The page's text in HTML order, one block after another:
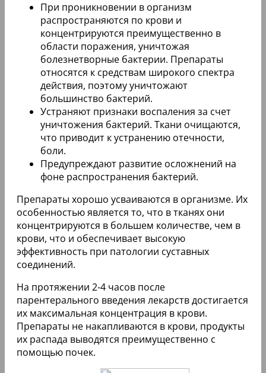
При проникновении в организм
распространяются по крови и
концентрируются преимущественно в
области поражения, уничтожая
болезнетворные бактерии. Препараты
относятся к средствам широкого спектра
действия, поэтому уничтожают
большинство бактерий.
Устраняют признаки воспаления за счет
уничтожения бактерий. Ткани очищаются,
что приводит к устранению отечности,
боли.
Предупреждают развитие осложнений на
фоне распространения бактерий.
Препараты хорошо усваиваются в организме. Их
особенностью является то, что в тканях они
концентрируются в большем количестве, чем в
крови, что и обеспечивает высокую
эффективность при патологии суставных
соединений.
На протяжении 2-4 часов после
парентерального введения лекарств достигается
их максимальная концентрация в крови.
Препараты не накапливаются в крови, продукты
их распада выводятся преимущественно с
помощью почек.